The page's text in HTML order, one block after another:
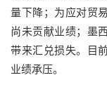
量下降；为应对贸
尚未贡献业绩；墨
带来汇兑损失。目
业绩承压。